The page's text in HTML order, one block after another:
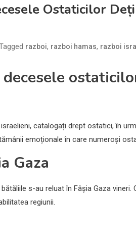
Ostaticilor
razboi, razboi hamas, razboi
catalogați drept ostatici, în
emoționale în care numeroși
Gaza
s-au reluat în Fâșia Gaza
regiunii.